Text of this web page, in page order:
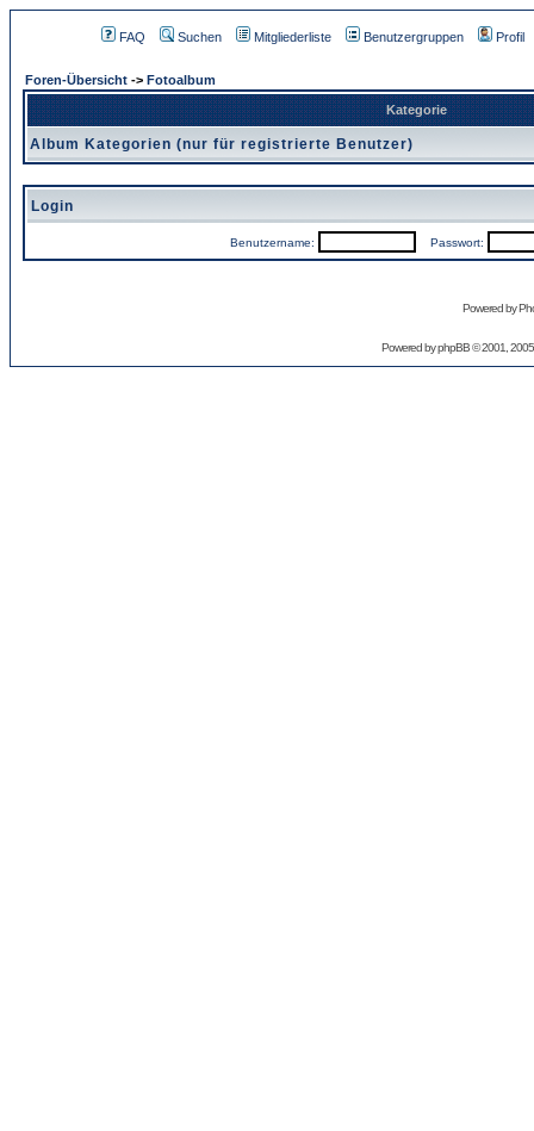
FAQ Suchen Mitgliederliste Benutzergruppen Profil
Foren-Übersicht -> Fotoalbum
Kategorie
Album Kategorien (nur für registrierte Benutzer)
Login
Benutzername: Passwort:
Powered by
Powered byphpBB© 2001,